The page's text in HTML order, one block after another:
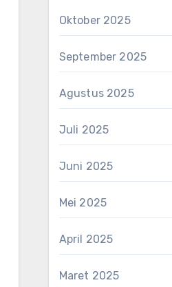
Oktober 2025
September 2025
Agustus 2025
Juli 2025
Juni 2025
Mei 2025
April 2025
Maret 2025